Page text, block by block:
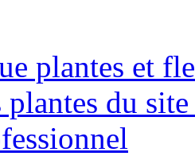
plantes et
plantes du